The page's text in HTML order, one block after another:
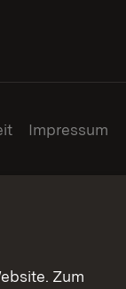
Impressum
Zum